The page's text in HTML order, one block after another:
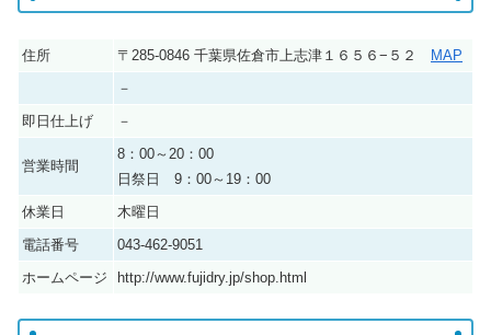
住所 〒285-0846 千葉県佐倉市上志津１６５６−５２ MAP
－
即日仕上げ
－
営業時間
8：00～20：00
日祭日 9：00～19：00
休業日
木曜日
電話番号
043-462-9051
ホームページ
http://www.fujidry.jp/shop.html